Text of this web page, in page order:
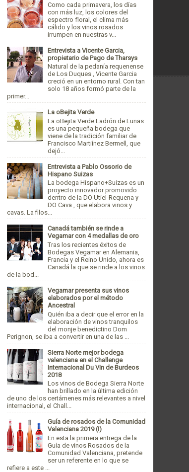
Como cada primavera, los días
con más luz, los colores del
espectro floral, el clima más
cálido y los vinos rosados
irrumpen en nuestras v...
Entrevista a Vicente Garcia,
propietario de Pago de Tharsys
Natural de la pedanía requenense
de Los Duques , Vicente Garcia
creció en un entorno rural. Con tan
solo 18 años formó parte de la
primer...
La oBejita Verde
La oBejita Verde Ladrón de Lunas
es una pequeña bodega que
viene de la tradición familiar de
Francisco Martiínez Bermell, que
dejó...
Entrevista a Pablo Ossorio de
Hispano Suizas
La bodega Hispano+Suizas es un
proyecto innovador promovido
dentro de la DO Utiel-Requena y
DO Cava , que elabora vinos y
cavas. La filos...
Canadá también se rinde a
Vegamar con 4 medallas de oro
Tras los recientes éxitos de
Bodegas Vegamar en Alemania,
Francia y el Reino Unido, ahora es
Canadá la que se rinde a los vinos
de la bod...
Vegamar presenta sus vinos
elaborados por el método
Ancestral
Quién iba a decir que el error en la
elaboración de vinos tranquilos
del monje benedictino Dom
Perignon, se iba a convertir en una de las ...
Sierra Norte mejor bodega
valenciana en el Challenge
Internacional Du Vin de Burdeos
2018
Los vinos de Bodega Sierra Norte
han brillado en la última edición
de uno de los certámenes más relevantes a nivel
internacional, el Chall...
Guía de rosados de la Comunidad
Valenciana 2019 (I)
En esta la primera entrega de la
Guía de vinos Rosados de la
Comunidad Valenciana, pretende
ser un referente en lo que se
refiere a este ...